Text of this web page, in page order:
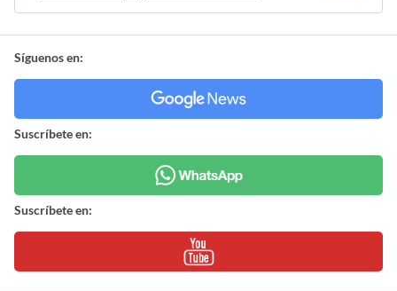
Síguenos en:
Suscríbete en:
Suscríbete en: